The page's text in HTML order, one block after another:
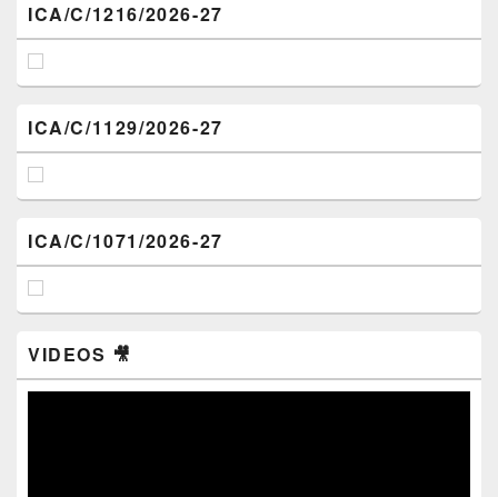
ICA/C/1216/2026-27
ICA/C/1129/2026-27
ICA/C/1071/2026-27
VIDEOS 🎥